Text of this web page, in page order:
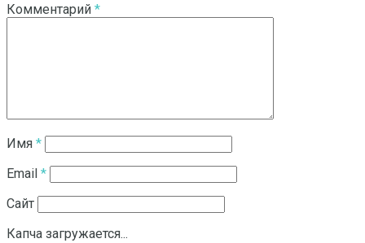
Комментарий *
Имя *
Email *
Сайт
Капча загружается...